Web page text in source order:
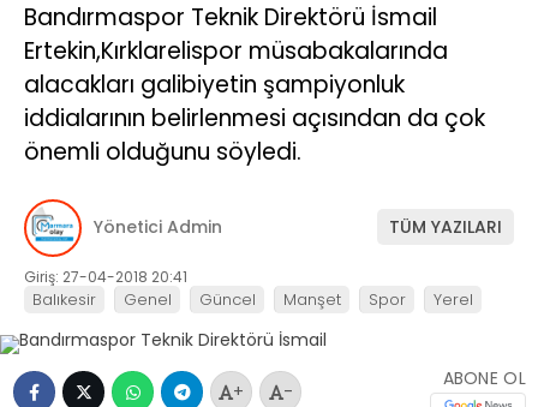
Bandırmaspor Teknik Direktörü İsmail
Ertekin,Kırklarelispor müsabakalarında
alacakları galibiyetin şampiyonluk
iddialarının belirlenmesi açısından da çok
önemli olduğunu söyledi.
Yönetici Admin TÜM YAZILARI
Giriş: 27-04-2018 20:41
Balıkesir Genel Güncel Manşet Spor Yerel
+ -
ABONE OL